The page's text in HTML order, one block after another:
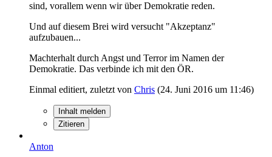
sind, vorallem wenn wir über Demokratie reden.
Und auf diesem Brei wird versucht "Akzeptanz"
aufzubauen...
Machterhalt durch Angst und Terror im Namen der
Demokratie. Das verbinde ich mit den ÖR.
Einmal editiert, zuletzt von Chris (24. Juni 2016 um 11:46)
Inhalt melden
Zitieren
Anton